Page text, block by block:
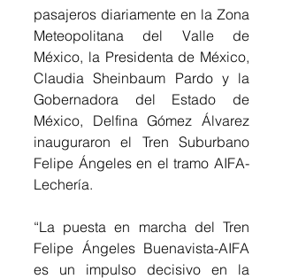
pasajeros diariamente en la Zona
Meteopolitana del Valle de
México, la Presidenta de México,
Claudia Sheinbaum Pardo y la
Gobernadora del Estado de
México, Delfina Gómez Álvarez
inauguraron el Tren Suburbano
Felipe Ángeles en el tramo AIFA-
Lechería.
“La puesta en marcha del Tren
Felipe Ángeles Buenavista-AIFA
es un impulso decisivo en la